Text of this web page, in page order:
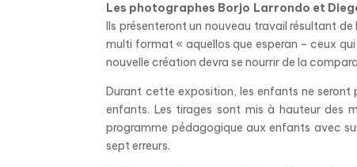
Les photographes Borjo Larrondo et
Ils présenteront un nouveau travail résultant
multi format « aquellos que esperan – ceux
nouvelle création devra se nourrir de la
Durant cette exposition, les enfants ne seront
enfants. Les tirages sont mis à hauteur des
programme pédagogique aux enfants avec
sept erreurs.